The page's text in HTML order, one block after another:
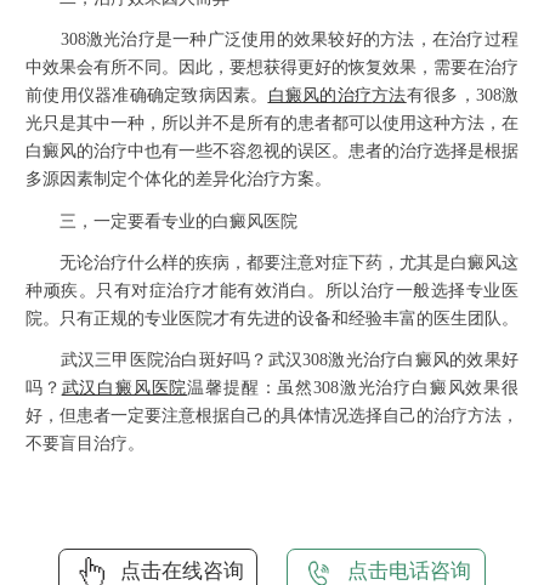
308激光治疗是一种广泛使用的效果较好的方法，在治疗过程
中效果会有所不同。因此，要想获得更好的恢复效果，需要在治疗
前使用仪器准确确定致病因素。 白癜风的治疗方法有很多，308激
光只是其中一种，所以并不是所有的患者都可以使用这种方法，在
白癜风的治疗中也有一些不容忽视的误区。患者的治疗选择是根据
多源因素制定个体化的差异化治疗方案。
三，一定要看专业的白癜风医院
无论治疗什么样的疾病，都要注意对症下药，尤其是白癜风这
种顽疾。只有对症治疗才能有效消白。所以治疗一般选择专业医
院。只有正规的专业医院才有先进的设备和经验丰富的医生团队。
武汉三甲医院治白斑好吗？武汉308激光治疗白癜风的效果好
吗？ 武汉白癜风医院温馨提醒：虽然308激光治疗白癜风效果很
好，但患者一定要注意根据自己的具体情况选择自己的治疗方法，
不要盲目治疗。
点击在线咨询 点击电话咨询